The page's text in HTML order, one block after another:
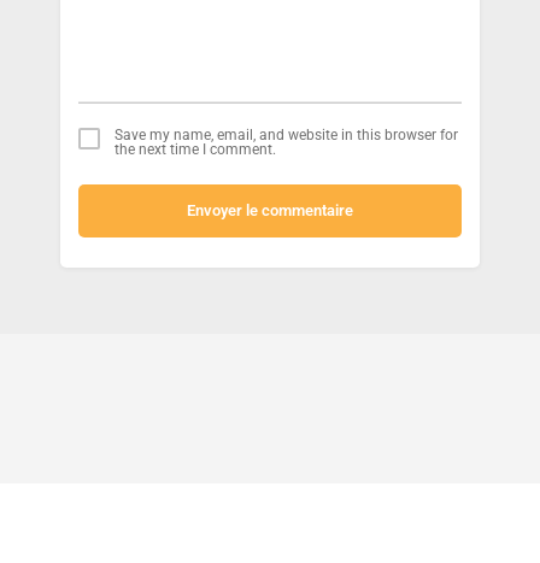
Save my name, email, and website in this browser for
the next time I comment.
Envoyer le commentaire